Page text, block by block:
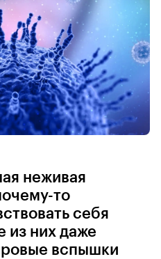
неживая
то
себя
из них даже
вспышки